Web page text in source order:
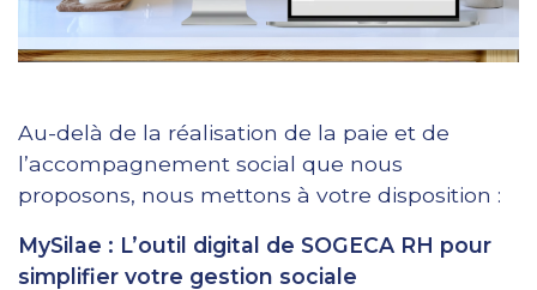
Au-delà de la réalisation de la paie et de
l’accompagnement social que nous
proposons, nous mettons à votre disposition :
MySilae : L’outil digital de SOGECA RH pour
simplifier votre gestion sociale